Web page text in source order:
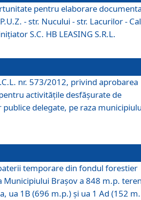
pentru elaborare
- str. Nucului - str. Lacurilor -
S.C. HB LEASING S.R.L.
nr. 573/2012, privind aprobarea
activităţile desfăşurate de
delegate, pe raza
temporare din fondul forestier
Municipiului Braşov a 848 m.p.
ua 1B (696 m.p.) şi ua 1 Ad (152